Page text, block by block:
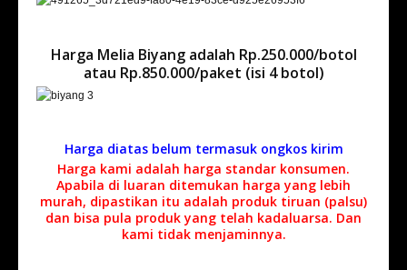
Harga Melia Biyang adalah Rp.250.000/botol
atau Rp.850.000/paket (isi 4 botol)
Harga diatas belum termasuk ongkos kirim
Harga kami adalah harga standar konsumen.
Apabila di luaran ditemukan harga yang lebih
murah, dipastikan itu adalah produk tiruan (palsu)
dan bisa pula produk yang telah kadaluarsa. Dan
kami tidak menjaminnya.